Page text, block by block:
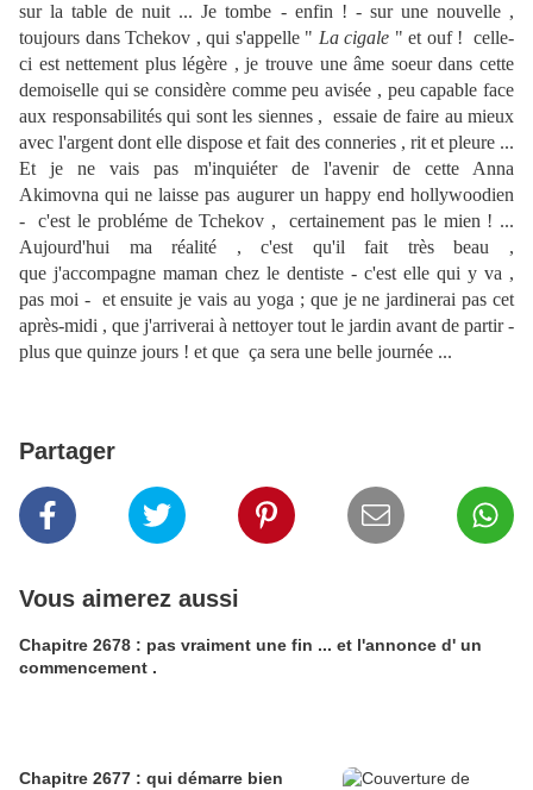
sur la table de nuit ... Je tombe - enfin ! - sur une nouvelle ,
toujours dans Tchekov , qui s'appelle " La cigale " et ouf ! celle-
ci est nettement plus légère , je trouve une âme soeur dans cette
demoiselle qui se considère comme peu avisée , peu capable face
aux responsabilités qui sont les siennes , essaie de faire au mieux
avec l'argent dont elle dispose et fait des conneries , rit et pleure ...
Et je ne vais pas m'inquiéter de l'avenir de cette Anna
Akimovna qui ne laisse pas augurer un happy end hollywoodien
- c'est le probléme de Tchekov , certainement pas le mien ! ...
Aujourd'hui ma réalité , c'est qu'il fait très beau ,
que j'accompagne maman chez le dentiste - c'est elle qui y va ,
pas moi - et ensuite je vais au yoga ; que je ne jardinerai pas cet
après-midi , que j'arriverai à nettoyer tout le jardin avant de partir -
plus que quinze jours ! et que ça sera une belle journée ...
Partager
Vous aimerez aussi
Chapitre 2678 : pas vraiment une fin ... et l'annonce d' un
commencement .
Chapitre 2677 : qui démarre bien